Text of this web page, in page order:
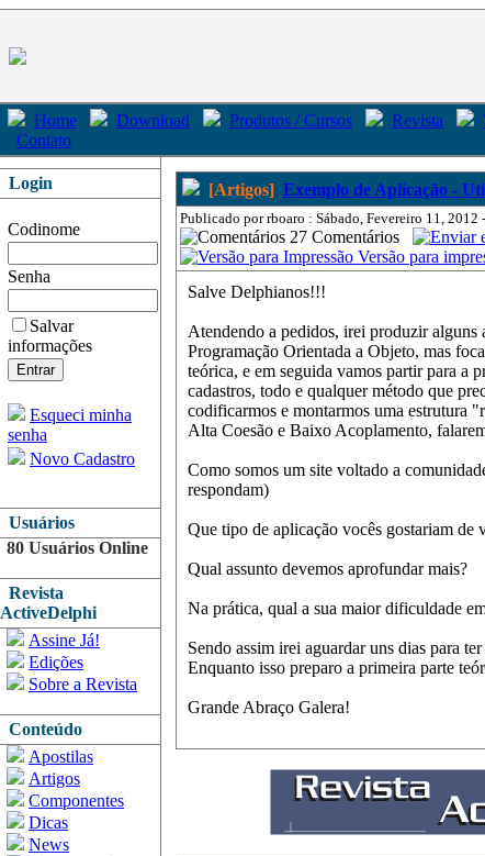
Home Download Produtos / Cursos Revista
Contato
Login
Codinome
Senha
Salvar
informações
Esqueci minha
senha
Novo Cadastro
Usuários
80 Usuários Online
Revista
ActiveDelphi
Assine Já!
Edições
Sobre a Revista
Conteúdo
Apostilas
Artigos
Componentes
Dicas
News
[Artigos] Exemplo de Aplicação -
Publicado por rboaro : Sábado, Fevereiro 11,
27 Comentários
Versão para
Salve Delphianos!!!
Atendendo a pedidos, irei produzir alguns
Programação Orientada a Objeto, mas
teórica, e em seguida vamos partir para a
cadastros, todo e qualquer método que
codificarmos e montarmos uma estrutura
Alta Coesão e Baixo Acoplamento,
Como somos um site voltado a
respondam)
Que tipo de aplicação vocês gostariam de
Qual assunto devemos aprofundar mais?
Na prática, qual a sua maior dificuldade
Sendo assim irei aguardar uns dias para
Enquanto isso preparo a primeira parte
Grande Abraço Galera!